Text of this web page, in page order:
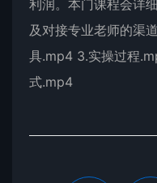
利润。本门课程会详
及对接专业老师的渠
具.mp4 3.实操过程
式.mp4